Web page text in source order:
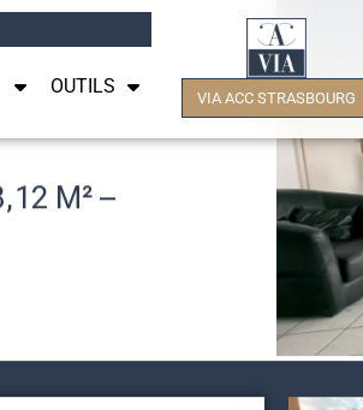
OUTILS
VIA ACC STRASBOURG
M² –